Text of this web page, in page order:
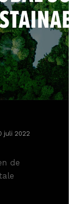
juli 2022
de